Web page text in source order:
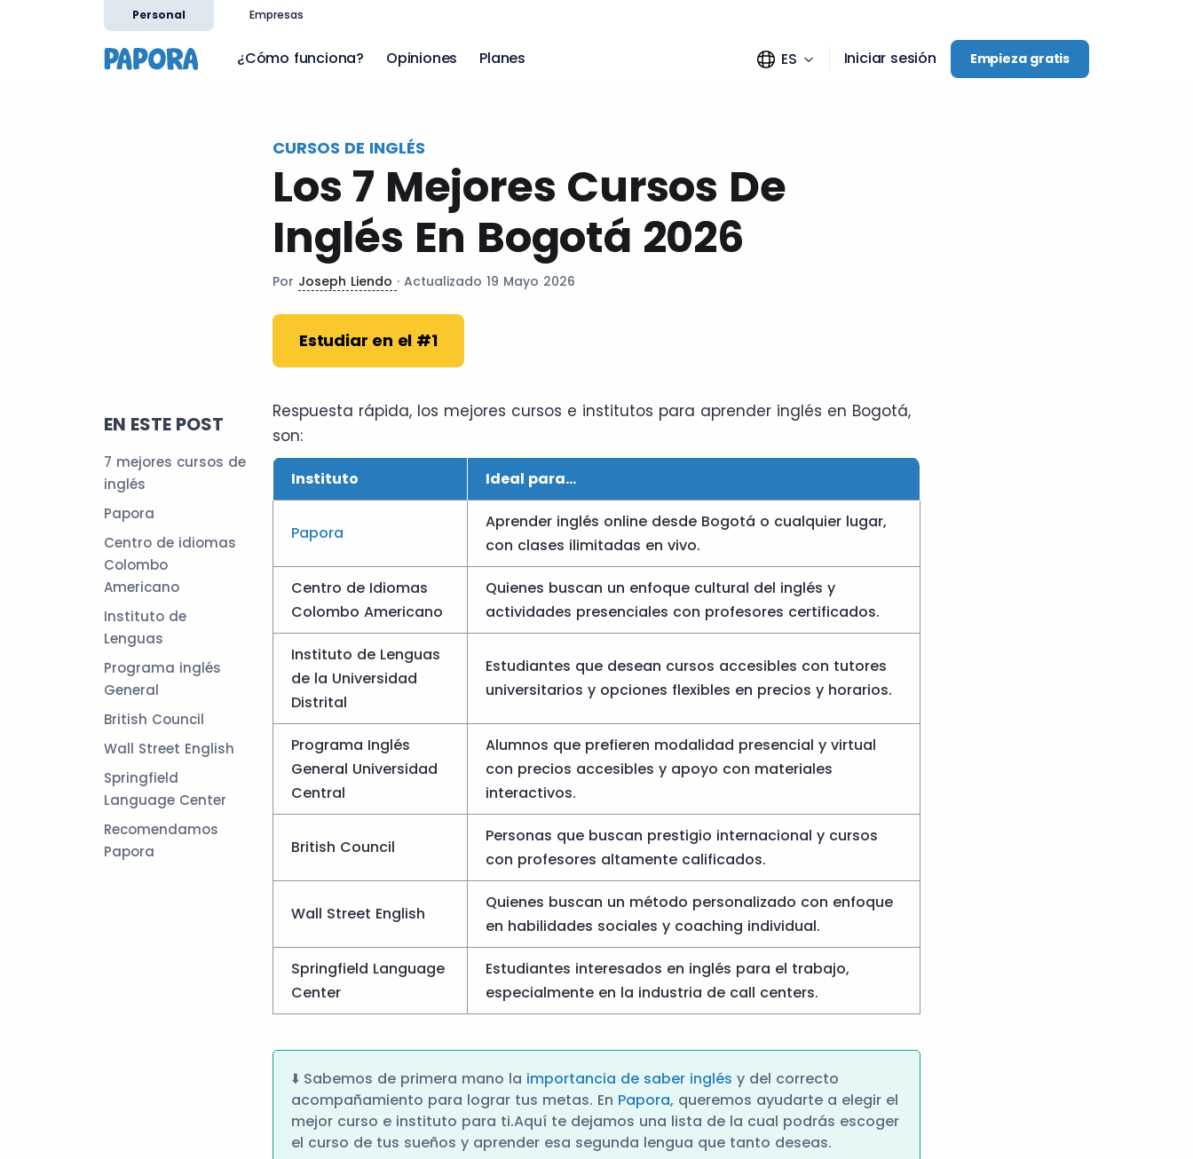
Personal Empresas
¿Cómo funciona? Opiniones Planes ES Iniciar sesión Empieza gratis
CURSOS DE INGLÉS
Los 7 Mejores Cursos De
Inglés En Bogotá 2026
Por Joseph Liendo · Actualizado 19 Mayo 2026
Estudiar en el #1
EN ESTE POST
7 mejores cursos de
inglés
Papora
Centro de idiomas
Colombo
Americano
Instituto de
Lenguas
Programa inglés
General
British Council
Wall Street English
Springfield
Language Center
Recomendamos
Papora
Respuesta rápida, los mejores cursos e institutos para aprender inglés en Bogotá,
son:
Instituto Ideal para…
Papora
Aprender inglés online desde Bogotá o cualquier lugar,
con clases ilimitadas en vivo.
Centro de Idiomas
Colombo Americano
Quienes buscan un enfoque cultural del inglés y
actividades presenciales con profesores certificados.
Instituto de Lenguas
de la Universidad
Distrital
Estudiantes que desean cursos accesibles con tutores
universitarios y opciones flexibles en precios y horarios.
Programa Inglés
General Universidad
Central
Alumnos que prefieren modalidad presencial y virtual
con precios accesibles y apoyo con materiales
interactivos.
British Council
Personas que buscan prestigio internacional y cursos
con profesores altamente calificados.
Wall Street English
Quienes buscan un método personalizado con enfoque
en habilidades sociales y coaching individual.
Springfield Language
Center
Estudiantes interesados en inglés para el trabajo,
especialmente en la industria de call centers.
⬇️ Sabemos de primera mano la importancia de saber inglés y del correcto
acompañamiento para lograr tus metas. En Papora, queremos ayudarte a elegir el
mejor curso e instituto para ti.Aquí te dejamos una lista de la cual podrás escoger
el curso de tus sueños y aprender esa segunda lengua que tanto deseas.